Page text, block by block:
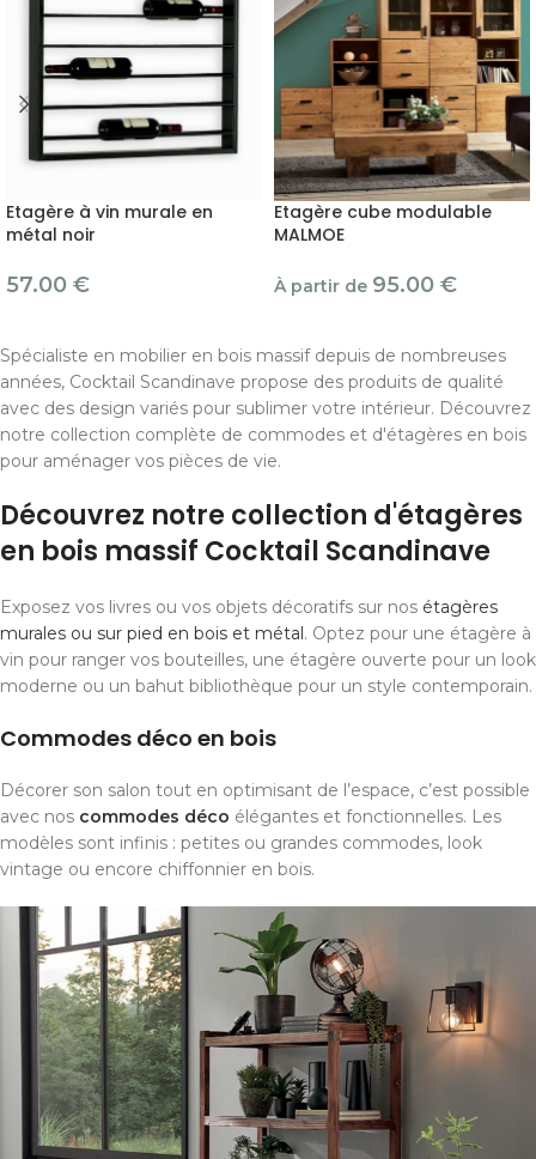
Etagère à vin murale en
métal noir
57.00 €
Etagère cube modulable
MALMOE
À partir de 95.00 €
Spécialiste en mobilier en bois massif depuis de nombreuses
années, Cocktail Scandinave propose des produits de qualité
avec des design variés pour sublimer votre intérieur. Découvrez
notre collection complète de commodes et d'étagères en bois
pour aménager vos pièces de vie.
Découvrez notre collection d'étagères
en bois massif Cocktail Scandinave
Exposez vos livres ou vos objets décoratifs sur nos étagères
murales ou sur pied en bois et métal. Optez pour une étagère à
vin pour ranger vos bouteilles, une étagère ouverte pour un look
moderne ou un bahut bibliothèque pour un style contemporain.
Commodes déco en bois
Décorer son salon tout en optimisant de l’espace, c’est possible
avec nos commodes déco élégantes et fonctionnelles. Les
modèles sont infinis : petites ou grandes commodes, look
vintage ou encore chiffonnier en bois.